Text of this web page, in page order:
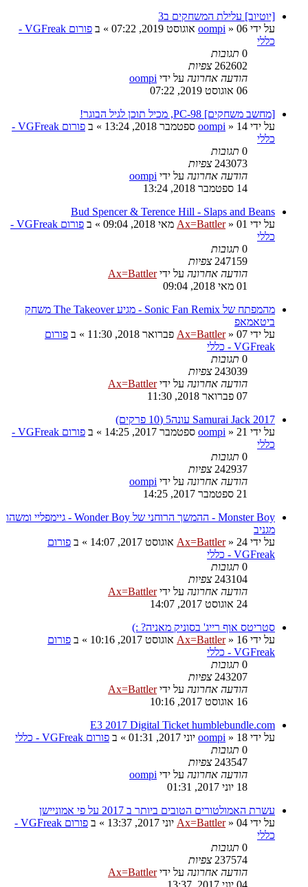
[יוטיוב] עלילת המשחקים ב3
על ידי
oompi » 06 אוגוסט 2019, 07:22 » ב
פורום VGFreak -
כללי
0 תגובות
262602 צפיות
הודעה אחרונה על ידי oompi
06 אוגוסט 2019, 07:22
[מחשב משחקים] PC-98, מכיל תוכן לגיל הבוגר!
על ידי
oompi » 14 ספטמבר 2018, 13:24 » ב
פורום VGFreak -
כללי
0 תגובות
243073 צפיות
הודעה אחרונה על ידי oompi
14 ספטמבר 2018, 13:24
Bud Spencer & Terence Hill - Slaps and Beans
על ידי
Ax=Battler» 01 מאי 2018, 09:04 » ב
פורום VGFreak -
כללי
0 תגובות
247159 צפיות
הודעה אחרונה על ידיAx=Battler
01 מאי 2018, 09:04
מהמפתח של Sonic Fan Remix - מגיע The Takeover משחק
ביטאמאפ
על ידי
Ax=Battler» 07 פברואר 2018, 11:30 » ב פורום
VGFreak - כללי
0 תגובות
243039 צפיות
הודעה אחרונה על ידיAx=Battler
07 פברואר 2018, 11:30
Samurai Jack 2017 עונה5 (10 פרקים)
על ידי
oompi » 21 ספטמבר 2017, 14:25 » ב
פורום VGFreak -
כללי
0 תגובות
242937 צפיות
הודעה אחרונה על ידי oompi
21 ספטמבר 2017, 14:25
Monster Boy - ההמשך הרוחני של Wonder Boy - גיימפליי ומשהו
מגניב
על ידי
Ax=Battler» 24 אוגוסט 2017, 14:07 » ב פורום
VGFreak - כללי
0 תגובות
243104 צפיות
הודעה אחרונה על ידיAx=Battler
24 אוגוסט 2017, 14:07
סטריטס אוף רייג' בסוניק מאניה? :)
על ידי
Ax=Battler» 16 אוגוסט 2017, 10:16 » ב פורום
VGFreak - כללי
0 תגובות
243207 צפיות
הודעה אחרונה על ידיAx=Battler
16 אוגוסט 2017, 10:16
E3 2017 Digital Ticket humblebundle.com
על ידי
oompi » 18 יוני 2017, 01:31 » ב פורום VGFreak - כללי
0 תגובות
243547 צפיות
הודעה אחרונה על ידי oompi
18 יוני 2017, 01:31
עשרת האמולטורים הטובים ביותר ב 2017 על פי אמוניישן
על ידי
Ax=Battler» 04 יוני 2017, 13:37 » ב
פורום VGFreak -
כללי
0 תגובות
237574 צפיות
הודעה אחרונה על ידיAx=Battler